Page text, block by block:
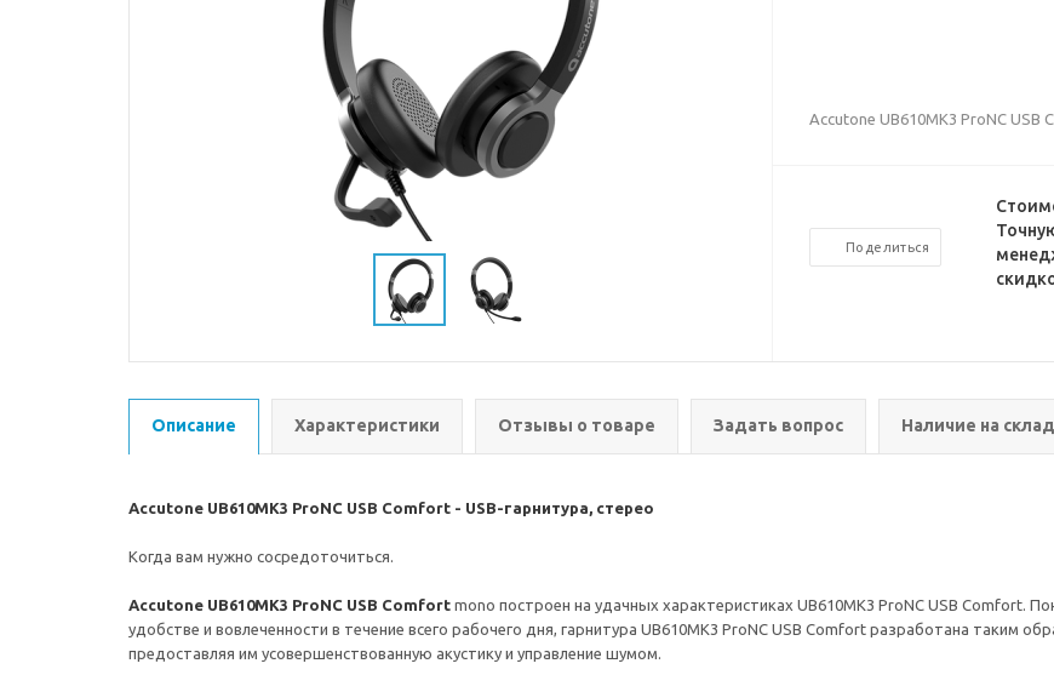
Accutone UB610MK3 ProNC USB
Поделиться
Описание Характеристики Отзывы о товаре Задать вопрос Наличие на
Accutone UB610MK3 ProNC USB Comfort - USB-гарнитура, стерео
Когда вам нужно сосредоточиться.
Accutone UB610MK3 ProNC USB Comfort mono построен на удачных характеристиках UB610MK3 ProNC USB Comfort.
удобстве и вовлеченности в течение всего рабочего дня, гарнитура UB610MK3 ProNC USB Comfort разработана таким
предоставляя им усовершенствованную акустику и управление шумом.